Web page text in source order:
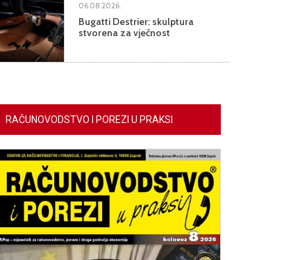
06.08.2026.
Bugatti Destrier: skulptura
stvorena za vječnost
RAČUNOVODSTVO I POREZI U PRAKSI